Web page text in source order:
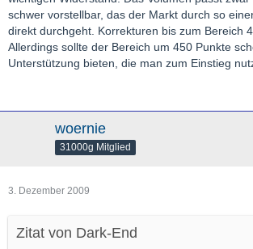
schwer vorstellbar, das der Markt durch so
direkt durchgeht. Korrekturen bis zum Bereich
Allerdings sollte der Bereich um 450 Punkte
Unterstützung bieten, die man zum Einstieg
woernie
31000g Mitglied
3. Dezember 2009
Zitat von Dark-End